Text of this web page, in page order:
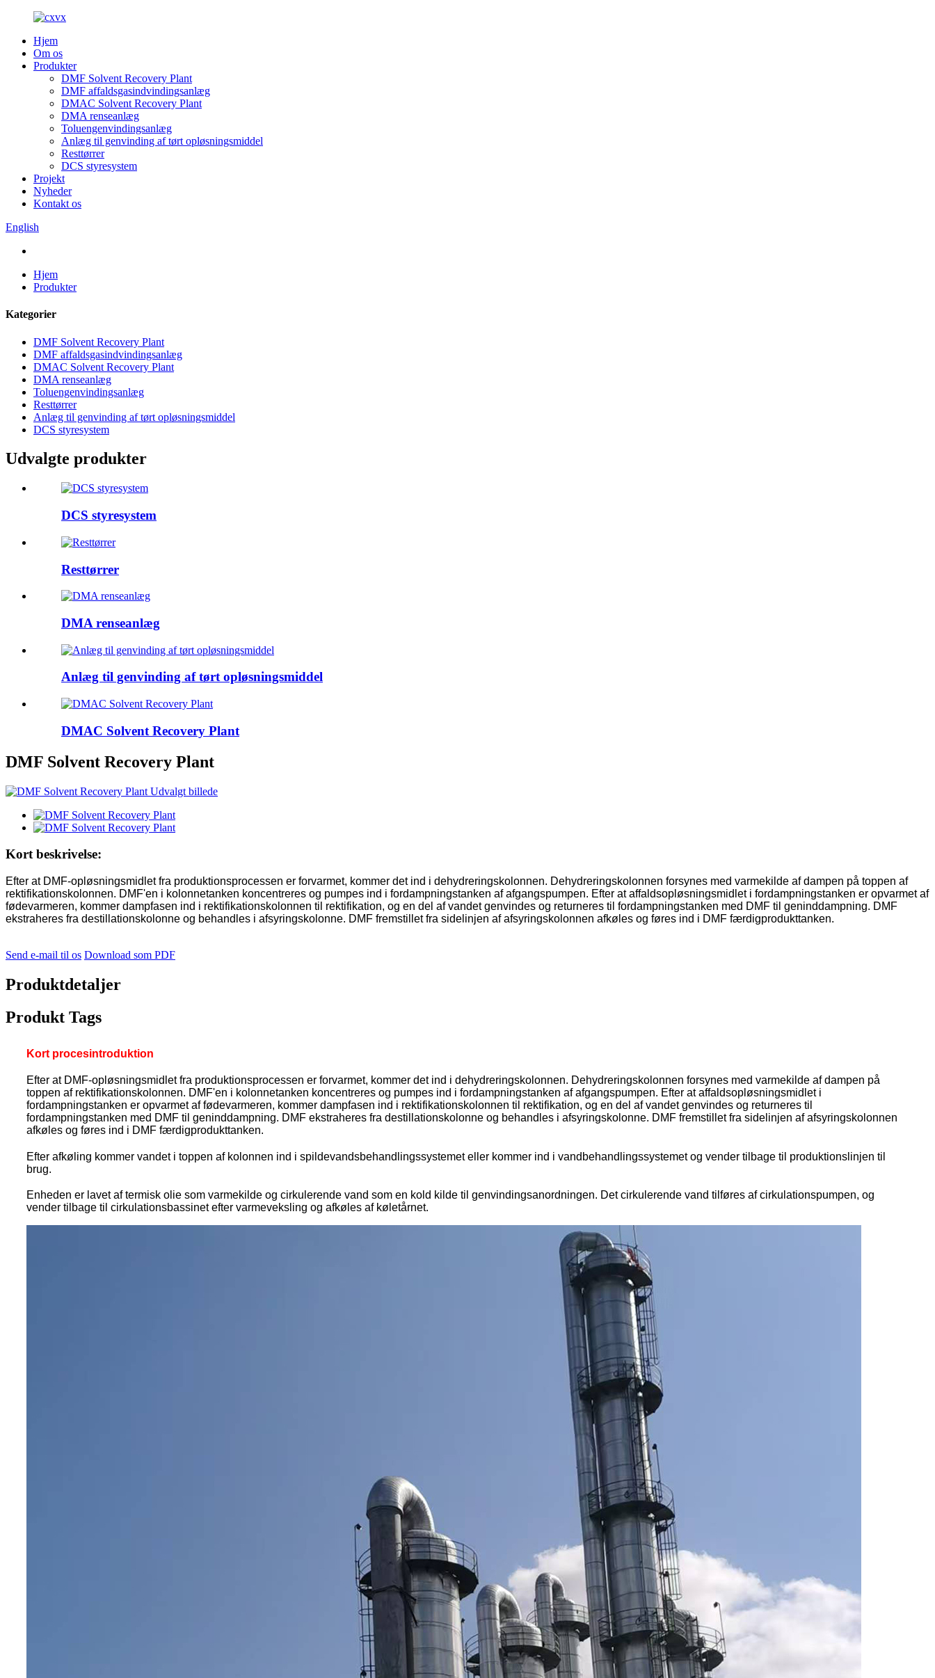
Hjem
Om os
Produkter
DMF Solvent Recovery Plant
DMF affaldsgasindvindingsanlæg
DMAC Solvent Recovery Plant
DMA renseanlæg
Toluengenvindingsanlæg
Anlæg til genvinding af tørt opløsningsmiddel
Resttørrer
DCS styresystem
Projekt
Nyheder
Kontakt os
English
Hjem
Produkter
Kategorier
DMF Solvent Recovery Plant
DMF affaldsgasindvindingsanlæg
DMAC Solvent Recovery Plant
DMA renseanlæg
Toluengenvindingsanlæg
Resttørrer
Anlæg til genvinding af tørt opløsningsmiddel
DCS styresystem
Udvalgte produkter
DCS styresystem
Resttørrer
DMA renseanlæg
Anlæg til genvinding af tørt opløsningsmiddel
DMAC Solvent Recovery Plant
DMF Solvent Recovery Plant
Kort beskrivelse:
Efter at DMF-opløsningsmidlet fra produktionsprocessen er forvarmet, kommer det ind i dehydreringskolonnen. Dehydreringskolonnen forsynes med varmekilde af dampen på toppen af ​​
rektifikationskolonnen. DMF'en i kolonnetanken koncentreres og pumpes ind i fordampningstanken af ​​afgangspumpen. Efter at affaldsopløsningsmidlet i fordampningstanken er opvarmet af
fødevarmeren, kommer dampfasen ind i rektifikationskolonnen til rektifikation, og en del af vandet genvindes og returneres til fordampningstanken med DMF til geninddampning. DMF
ekstraheres fra destillationskolonne og behandles i afsyringskolonne. DMF fremstillet fra sidelinjen af ​​afsyringskolonnen afkøles og føres ind i DMF færdigprodukttanken.
Send e-mail til os Download som PDF
Produktdetaljer
Produkt Tags
Kort procesintroduktion
Efter at DMF-opløsningsmidlet fra produktionsprocessen er forvarmet, kommer det ind i dehydreringskolonnen. Dehydreringskolonnen forsynes med varmekilde af dampen på
toppen af ​​rektifikationskolonnen. DMF'en i kolonnetanken koncentreres og pumpes ind i fordampningstanken af ​​afgangspumpen. Efter at affaldsopløsningsmidlet i
fordampningstanken er opvarmet af fødevarmeren, kommer dampfasen ind i rektifikationskolonnen til rektifikation, og en del af vandet genvindes og returneres til
fordampningstanken med DMF til geninddampning. DMF ekstraheres fra destillationskolonne og behandles i afsyringskolonne. DMF fremstillet fra sidelinjen af ​​afsyringskolonnen
afkøles og føres ind i DMF færdigprodukttanken.
Efter afkøling kommer vandet i toppen af ​​kolonnen ind i spildevandsbehandlingssystemet eller kommer ind i vandbehandlingssystemet og vender tilbage til produktionslinjen til
brug.
Enheden er lavet af termisk olie som varmekilde og cirkulerende vand som en kold kilde til genvindingsanordningen. Det cirkulerende vand tilføres af cirkulationspumpen, og
vender tilbage til cirkulationsbassinet efter varmeveksling og afkøles af køletårnet.